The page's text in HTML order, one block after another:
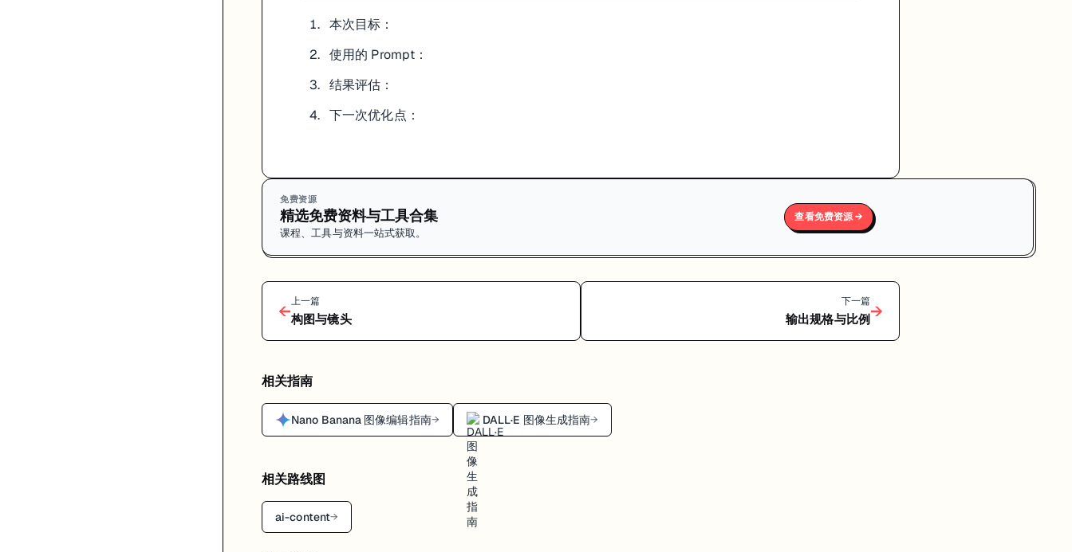
本次目标：
使用的 Prompt：
结果评估：
下一次优化点：
免费资源
精选免费资料与工具合集
课程、工具与资料一站式获取。
查看免费资源 →
←上一篇
构图与镜头
下一篇
输出规格与比例→
相关指南
Nano Banana 图像编辑指南→ DALL·E 图像生成指南→
相关路线图
ai-content→